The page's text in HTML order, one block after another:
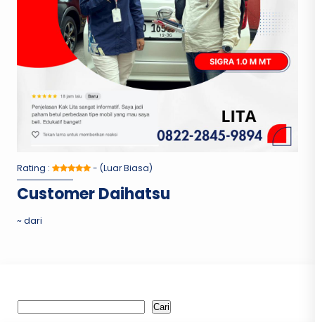
Rating : - (Luar Biasa)
Customer Daihatsu
~ dari
Cari